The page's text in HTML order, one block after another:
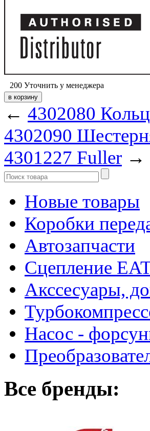
200 Уточнить у менеджера
← 4302080
4302090
4301227 Fuller →
Новые товары
Коробки
Автозапчасти
Сцепление
Акссесуары,
Насос -
Все бренды: